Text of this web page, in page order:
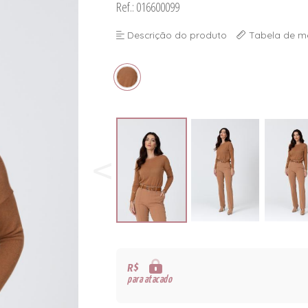
Ref.: 016600099
Descrição do produto Tabela de
R$
para atacado